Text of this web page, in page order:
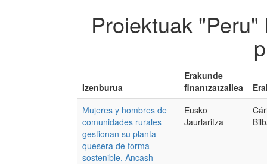
Proiektuak
Izenburua
Erakunde
finantzatzailea
Mujeres y hombres de
comunidades rurales
gestionan su planta
quesera de forma
sostenible, Ancash
Eusko
Jaurlaritza